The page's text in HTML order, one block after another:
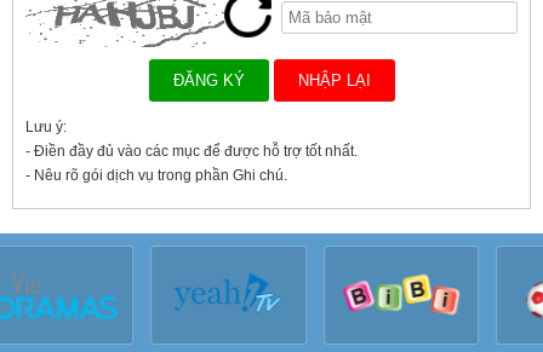
Lưu ý:
- Điền đầy đủ vào các mục để được hỗ trợ tốt nhất.
- Nêu rõ gói dịch vụ trong phần Ghi chú.